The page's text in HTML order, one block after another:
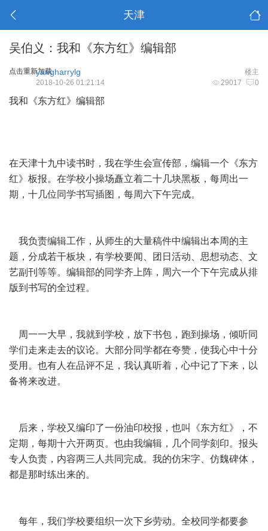
天津
吴伯义：我和《东方红》编辑部
点击重新加载 楼主
yangharrylg
29017 0
2018-10-26 01:21:14
我和《东方红》编辑部
在天津十九中读书时，我在学生会宣传部，编辑一个《东方
红》板报。在学校小操场矗立着二十几块黑板，每周出一
期，十几位同学书写插图，每周六下午完成。
我负责编辑工作，从师生的大量稿件中编辑出本周的主
题，分成若干板块，有学校要闻、团日活动、思想动态、文
艺副刊等等。编辑部的同学齐上阵，周六一个下午完成从排
版到书写的全过程。
周一一大早，我就到学校，放下书包，跑到操场，倾听同
学们走来走去的议论。大部分同学都在夸赞，使我心中十分
受用。也有人在品评不足，我认真听着，心中记了下来，以
备将来改进。
后来，学校又编印了一份油印校报，也叫《东方红》，不
定期，每期十六开两页。也由我编辑，几个同学刻印。报头
专人负责，内容两三人共同完成。我的仿宋字、仿魏碑体，
都是那时练出来的。
每年，我们学校要组织一次下乡劳动。全校同学都要参